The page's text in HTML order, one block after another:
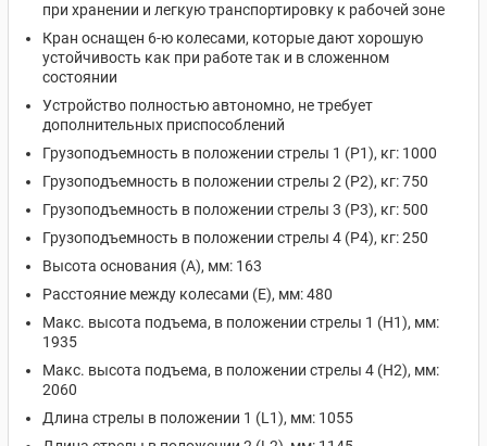
при хранении и легкую транспортировку к рабочей зоне
Кран оснащен 6-ю колесами, которые дают хорошую
устойчивость как при работе так и в сложенном
состоянии
Устройство полностью автономно, не требует
дополнительных приспособлений
Грузоподъемность в положении стрелы 1 (P1), кг: 1000
Грузоподъемность в положении стрелы 2 (P2), кг: 750
Грузоподъемность в положении стрелы 3 (P3), кг: 500
Грузоподъемность в положении стрелы 4 (P4), кг: 250
Высота основания (A), мм: 163
Расстояние между колесами (E), мм: 480
Макс. высота подъема, в положении стрелы 1 (H1), мм:
1935
Макс. высота подъема, в положении стрелы 4 (H2), мм:
2060
Длина стрелы в положении 1 (L1), мм: 1055